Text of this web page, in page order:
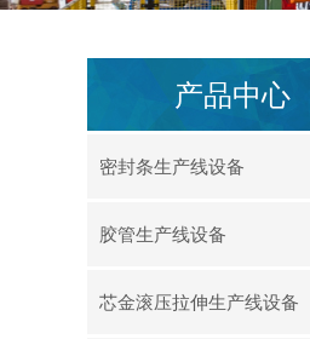
产品中心
密封条生产线设备
胶管生产线设备
芯金滚压拉伸生产线设备